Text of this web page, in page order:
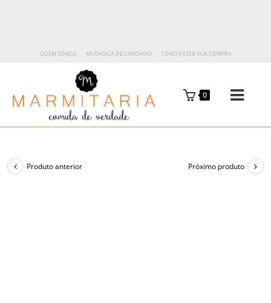
QUEM SOMOS MUDANÇA DE CARDÁPIO COMO FAZER SUA COMPRA
0
Produto anterior Próximo produto